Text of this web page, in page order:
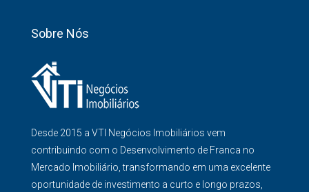
Sobre Nós
Desde 2015 a VTI Negócios Imobiliários vem
contribuindo com o Desenvolvimento de Franca no
Mercado Imobiliário, transformando em uma excelente
oportunidade de investimento a curto e longo prazos,